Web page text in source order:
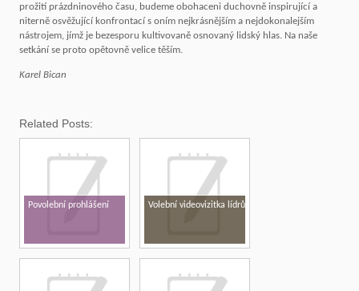
prožití prázdninového času, budeme obohaceni duchovně inspirující a
niterně osvěžující konfrontací s oním nejkrásnějším a nejdokonalejším
nástrojem, jímž je bezesporu kultivovaně osnovaný lidský hlas. Na naše
setkání se proto opětovně velice těším.
Karel Bican
Related Posts:
Povolební prohlášení Volební videovizitka lídrů